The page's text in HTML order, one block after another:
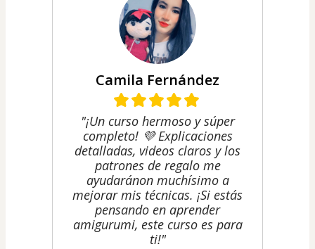
Camila Fernández
"¡Un curso hermoso y súper
completo! 💜 Explicaciones
detalladas, videos claros y los
patrones de regalo me
ayudaránon muchísimo a
mejorar mis técnicas. ¡Si estás
pensando en aprender
amigurumi, este curso es para
ti!"